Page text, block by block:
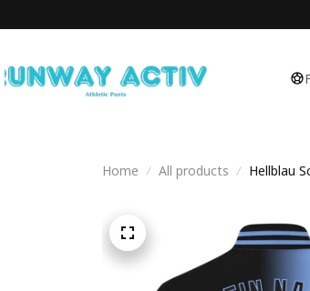
Home All products Hellblau